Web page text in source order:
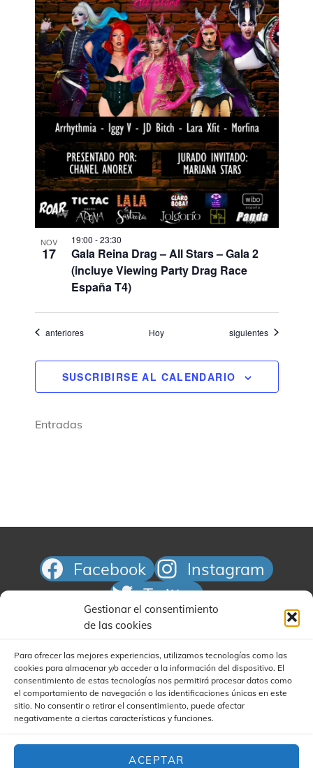
Gestionar el consentimiento
de las cookies
Para ofrecer las mejores experiencias, utilizamos tecnologías como las
cookies para almacenar y/o acceder a la información del dispositivo. El
consentimiento de estas tecnologías nos permitirá procesar datos como
el comportamiento de navegación o las identificaciones únicas en este
sitio. No consentir o retirar el consentimiento, puede afectar
negativamente a ciertas características y funciones.
ACEPTAR
NOV
17
Gala Reina Drag – All Stars – Gala 2
(incluye Viewing Party Drag Race
España T4)​
19:00 -23:30
Eventos
anteriores Hoy Eventos
siguientes
SUSCRIBIRSE AL CALENDARIO
Entradas
Facebook
Instagram
Twitter
Correo electrónico
Buscar